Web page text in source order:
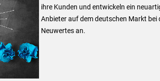
ihre Kunden und entwickeln ein
Anbieter auf dem deutschen Markt
Neuwertes an.